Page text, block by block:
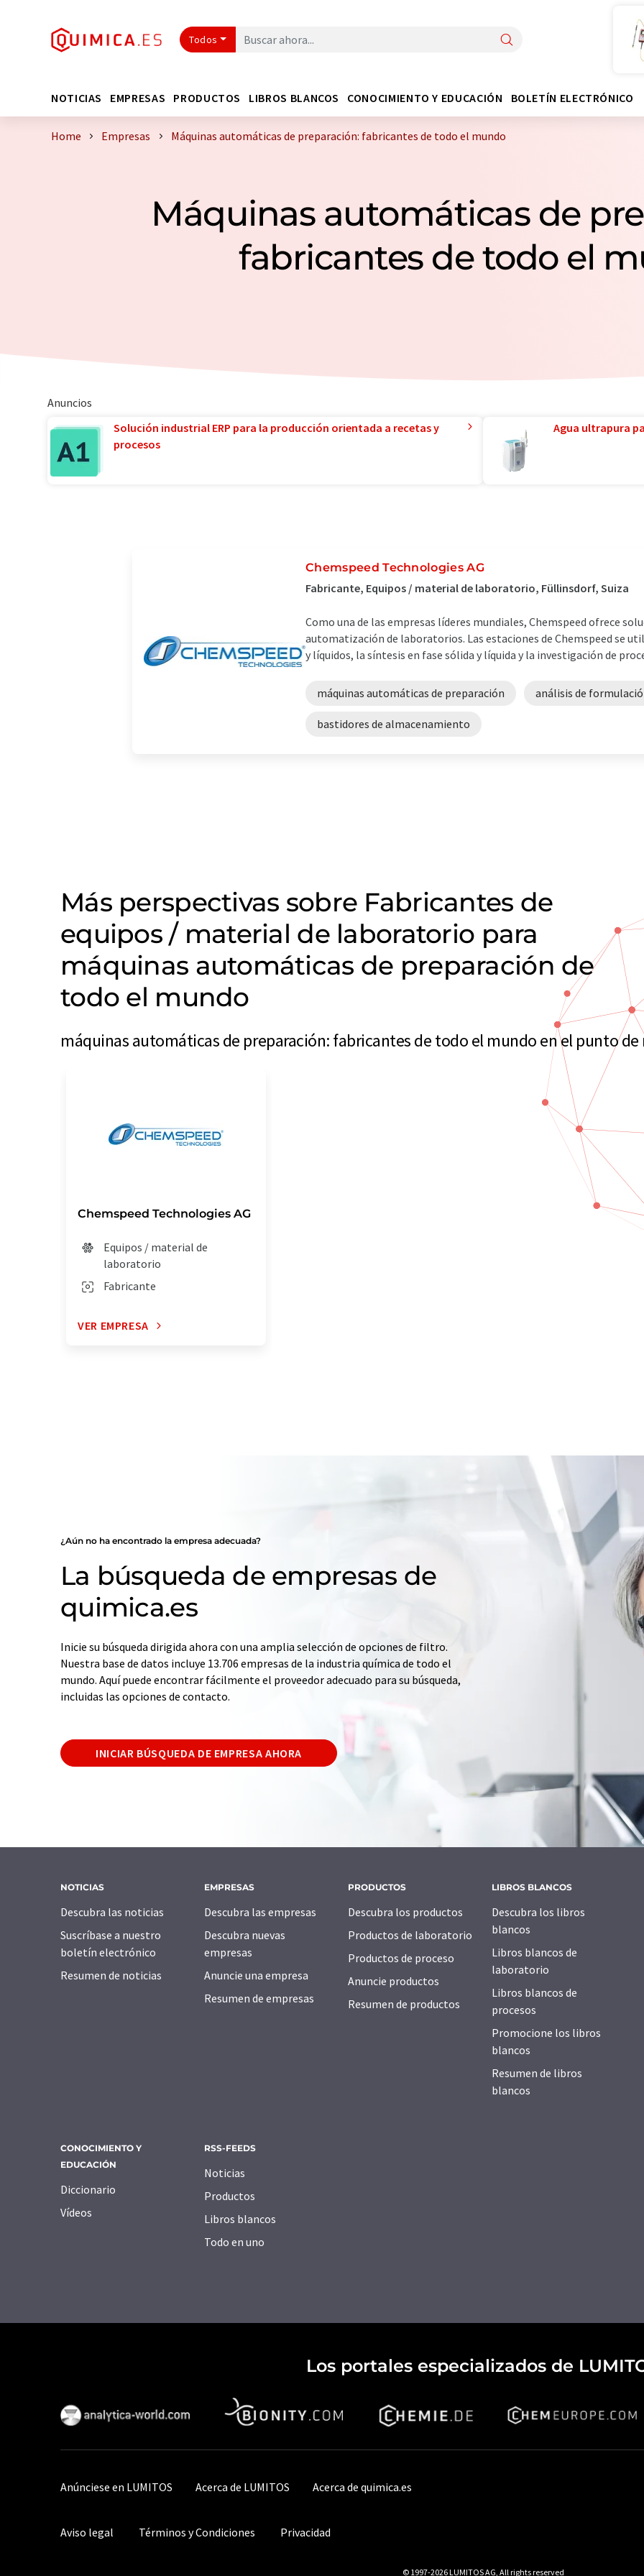
Todos
NOTICIAS EMPRESAS PRODUCTOS LIBROS BLANCOS CONOCIMIENTO Y EDUCACIÓN BOLETÍN ELECTRÓNICO
Home Empresas Máquinas automáticas de preparación: fabricantes de todo el mundo
Máquinas automáticas de
fabricantes de todo el
Anuncios
Solución industrial ERP para la producción orientada a recetas y
procesos
Agua ultrapura
Chemspeed Technologies AG
Fabricante, Equipos / material de laboratorio, Füllinsdorf, Suiza
Como una de las empresas líderes mundiales, Chemspeed ofrece
automatización de laboratorios. Las estaciones de Chemspeed se
y líquidos, la síntesis en fase sólida y líquida y la investigación de
máquinas automáticas de preparación análisis de
bastidores de almacenamiento
Más perspectivas sobre Fabricantes de
equipos / material de laboratorio para
máquinas automáticas de preparación de
todo el mundo
máquinas automáticas de preparación: fabricantes de todo el mundo en el punto de
Chemspeed Technologies AG
Equipos / material de
laboratorio
Fabricante
VER EMPRESA
¿Aún no ha encontrado la empresa adecuada?
La búsqueda de empresas de
quimica.es
Inicie su búsqueda dirigida ahora con una amplia selección de opciones de filtro.
Nuestra base de datos incluye 13.706 empresas de la industria química de todo el
mundo. Aquí puede encontrar fácilmente el proveedor adecuado para su búsqueda,
incluidas las opciones de contacto.
INICIAR BÚSQUEDA DE EMPRESA AHORA
NOTICIAS
Descubra las noticias
Suscríbase a nuestro
boletín electrónico
Resumen de noticias
EMPRESAS
Descubra las empresas
Descubra nuevas
empresas
Anuncie una empresa
Resumen de empresas
PRODUCTOS
Descubra los productos
Productos de laboratorio
Productos de proceso
Anuncie productos
Resumen de productos
LIBROS BLANCOS
Descubra los libros
blancos
Libros blancos de
laboratorio
Libros blancos de
procesos
Promocione los libros
blancos
Resumen de libros
blancos
CONOCIMIENTO Y
EDUCACIÓN
Diccionario
Vídeos
RSS-FEEDS
Noticias
Productos
Libros blancos
Todo en uno
Los portales especializados de
Anúnciese en LUMITOS Acerca de LUMITOS Acerca de quimica.es
Aviso legal Términos y Condiciones Privacidad
© 1997-2026 LUMITOS AG, All rights reserved